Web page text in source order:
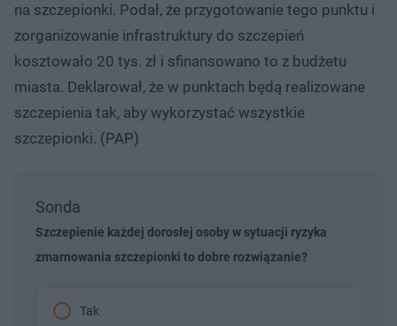
na szczepionki. Podał, że przygotowanie tego punktu i
zorganizowanie infrastruktury do szczepień
kosztowało 20 tys. zł i sfinansowano to z budżetu
miasta. Deklarował, że w punktach będą realizowane
szczepienia tak, aby wykorzystać wszystkie
szczepionki. (PAP)
Sonda
Szczepienie każdej dorosłej osoby w sytuacji ryzyka
zmarnowania szczepionki to dobre rozwiązanie?
Tak